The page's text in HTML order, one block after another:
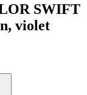
SWIFT
violet